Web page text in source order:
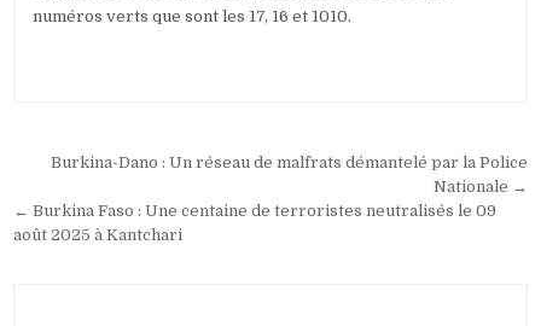
numéros verts que sont les 17, 16 et 1010.
Navigation
de
l’article
Burkina-Dano : Un réseau de malfrats démantelé par la Police
Nationale →
← Burkina Faso : Une centaine de terroristes neutralisés le 09
août 2025 à Kantchari